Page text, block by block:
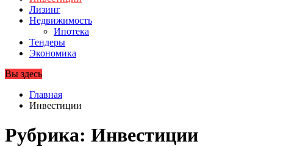
Лизинг
Недвижимость
Ипотека
Тендеры
Экономика
Вы здесь
Главная
Инвестиции
Рубрика: Инвестиции